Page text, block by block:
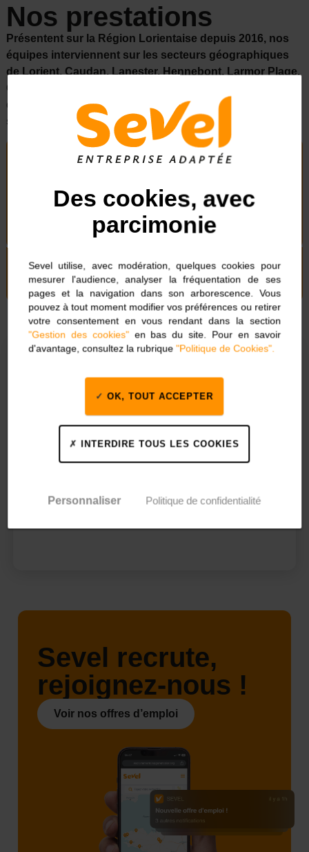
Nos prestations
Présentent sur la Région Lorientaise depuis 2016, nos
équipes interviennent sur les secteurs géographiques
de Lorient, Caudan, Lanester, Hennebont, Larmor Plage,
Guidel, Ploemeur, Quimperlé, Auray, Vannes … dans les
domaines de la propreté, des espaces verts et de la
sous-traitance.
Propreté
Espaces verts
Sous-traitance
94%
nous
Sevel recrute,
rejoignez-nous !
Voir nos offres d’emploi
Des cookies, avec
parcimonie
Sevel utilise, avec modération, quelques cookies pour
mesurer l'audience, analyser la fréquentation de ses
pages et la navigation dans son arborescence. Vous
pouvez à tout moment modifier vos préférences ou retirer
votre consentement en vous rendant dans la section
"Gestion des cookies"en bas du site. Pour en savoir
d'avantage, consultez la rubrique"Politique de Cookies".
OK, TOUT ACCEPTER
INTERDIRE TOUS LES COOKIES
Personnaliser Politique de confidentialité